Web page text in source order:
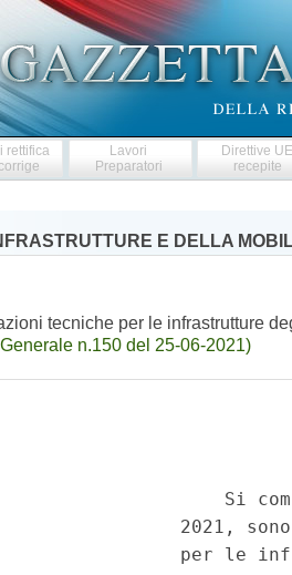
rettifica
Lavori
Preparatori
Direttive
recepite
E DELLA
tecniche per le infrastrutture
n.150 del 25-06-2021)